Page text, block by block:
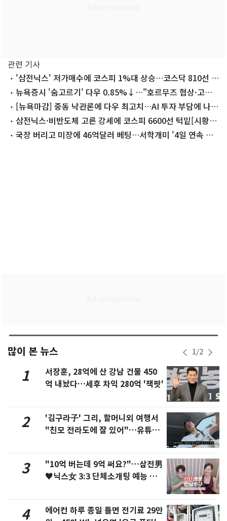
관련 기사
'삼전닉스' 저가매수에 코스피 1%대 상승…코스닥 810선 회
복[개장시황]
뉴욕증시 '숨고르기' 다우 0.85%↓…"호르무즈 협상·고용
지표 대기"
[뉴욕마감] 중동 낙관론에 다우 최고치…AI 투자 부담에 나스
닥 하락
삼전닉스·비반도체 고른 강세에 코스피 6600선 턱밑[시황종
합]국장 버리고 미장에 46억달러 베팅…서학개미 '4일 연속 랠
많이 본 뉴스 1/2
1
서장훈, 28억에 산 강남 건물 450
억 내놨다…세후 차익 280억 '잭팟'
2
'김구라子' 그리, 할머니외 여행서
"친모 전라도에 잘 있어"…유튜브
3
"10억 버는데 9억 써요?"…삼전男
♥닉스女 3:3 단체소개팅 예능 화
4
에어컨 하루 종일 틀면 전기료 29만